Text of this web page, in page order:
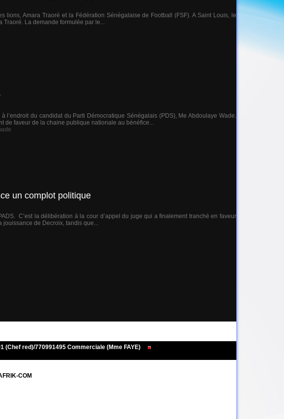
lions, Amara Traoré et la Fédération Sénégalaise de Football (FSF). A Saint Louis, le
Traoré. La demande formulée par le...
du candidat du Parti Démocratique Sénégalais (PDS), Me Abdoulaye Wade.
de faveur de la chaine publique nationale au bénéfice...
un complot politique
C’est la délibération à la cour d’appel du juge qui a finalement tranché en faveur
de Decroix, tandis que...
(Chef red)/770991495 Commerciale (Mme FAYE)
COM